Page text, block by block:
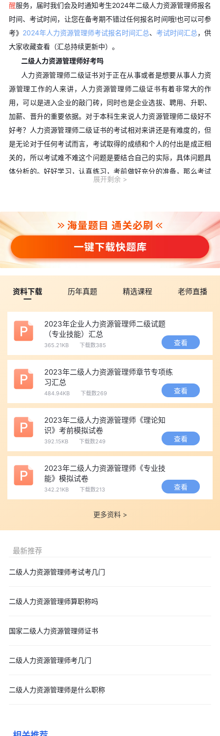
醒服务，届时我们会及时通知考生2024年二级人力资源管理师报名
时间、考试时间，让您在备考期不错过任何报名时间哦!也可以可参
考》 2024年人力资源管理师考试报名时间汇总、考试时间汇总，供
大家收藏查看（汇总持续更新中）。
二级人力资源管理师好考吗
人力资源管理师二级证书对于正在从事或者是想要从事人力资
源管理工作的人来讲，人力资源管理师二级证书有着非常大的作
用，可以是进入企业的敲门砖，同时也是企业选拔、聘用、升职、
加薪、晋升的重要依据。对于本科生来说人力资源管理师二级好不
好考？人力资源管理师二级证书的考试相对来讲还是有难度的，但
是无论对于任何考试而言，考试取得的成绩和个人的付出是成正相
关的，所以考试难不难这个问题是要结合自己的实际，具体问题具
体分析的。好好学习，认真练习，考前做好充分的准备，那么考试
就不难。不知道自己能否报名二级人力资源管理师考试？
人力资源管理师二级的考试内容主要有理论知识和专业技能和
论文答辩三部分组成，但是人力资源管理师二级的理论考试主要考
察的是考生的职业道德基本知识以及人力资源管理基础知识和行业
相关法律常识;专业能力考试部分主要考察的是考生的人力资源规
划，培训与开发，招聘与配置，绩效管理以及薪酬管理和劳动关系
为了帮助大家轻松备战，环球网校特地为大家准备了一份全面
还有一些免费的考点资料、备考技巧、历年真题等，大家可自
想要做题的小伙伴，还可以每日打卡人力资源管理师【每日一
练】，点击下方链接可以自由选择级别哦！
一级人力题库：点击进入》》
二级人力题库：点击进入》》
三级人力题库：点击进入》》
四级人力题库：
点击进入》》
以上就是小编为大家带来的“二级人力资源管理师算职称吗”。
小编为大家收集整理了二级人力资源管理师考试真题及答案，以及
人力资源管理师高频考点、记忆口诀等备考资料，点击下方即可
展开剩余
资料下载 历年真题 精选课程 老师直播
2023年企业人力资源管理师二级试题
（专业技能）汇总
365.21KB 下载数385 查看
2023年二级人力资源管理师章节专项练
习汇总
484.94KB 下载数269 查看
2023年二级人力资源管理师《理论知
识》考前模拟试卷
392.15KB 下载数249 查看
2023年二级人力资源管理师《专业技
能》模拟试卷
342.21KB 下载数213 查看
更多资料 >
最新推荐
二级人力资源管理师考试考几门
二级人力资源管理师算职称吗
国家二级人力资源管理师证书
二级人力资源管理师考几门
二级人力资源管理师是什么职称